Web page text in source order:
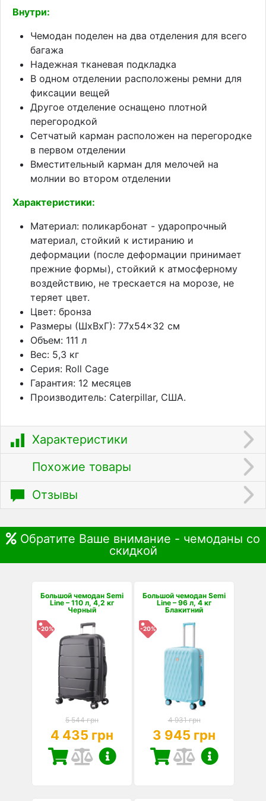
Внутри:
Чемодан поделен на два отделения для всего
багажа
Надежная тканевая подкладка
В одном отделении расположены ремни для
фиксации вещей
Другое отделение оснащено плотной
перегородкой
Сетчатый карман расположен на перегородке
в первом отделении
Вместительный карман для мелочей на
молнии во втором отделении
Характеристики:
Материал: поликарбонат - ударопрочный
материал, стойкий к истиранию и
деформации (после деформации принимает
прежние формы), стойкий к атмосферному
воздействию, не трескается на морозе, не
теряет цвет.
Цвет: бронза
Размеры (ШхВхГ): 77x54x32 см
Объем: 111 л
Вес: 5,3 кг
Серия: Roll Cage
Гарантия: 12 месяцев
Производитель: Caterpillar, США.
Характеристики
Похожие товары
Отзывы
Обратите Ваше внимание - чемоданы со
скидкой
Большой чемодан Semi
Line – 110 л, 4,2 кг
Черный
-20%
5 544 грн
4 435 грн
Большой чемодан Semi
Line – 96 л, 4 кг
Блакитний
-20%
4 931 грн
3 945 грн